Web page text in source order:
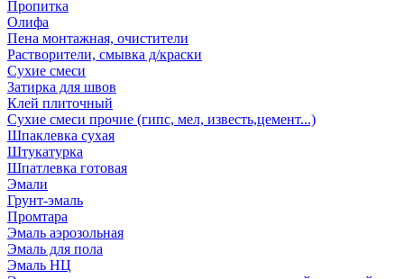
Пропитка
Олифа
Пена монтажная, очистители
Растворители, смывка д/краски
Сухие смеси
Затирка для швов
Клей плиточный
Сухие смеси прочие (гипс, мел, известь,цемент...)
Шпаклевка сухая
Штукатурка
Шпатлевка готовая
Эмали
Грунт-эмаль
Промтара
Эмаль аэрозольная
Эмаль для пола
Эмаль НЦ